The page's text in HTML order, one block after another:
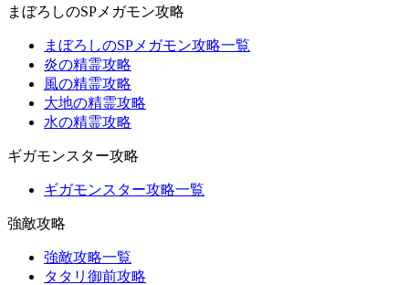
まぼろしのSPメガモン攻略
まぼろしのSPメガモン攻略一覧
炎の精霊攻略
風の精霊攻略
大地の精霊攻略
水の精霊攻略
ギガモンスター攻略
ギガモンスター攻略一覧
強敵攻略
強敵攻略一覧
タタリ御前攻略